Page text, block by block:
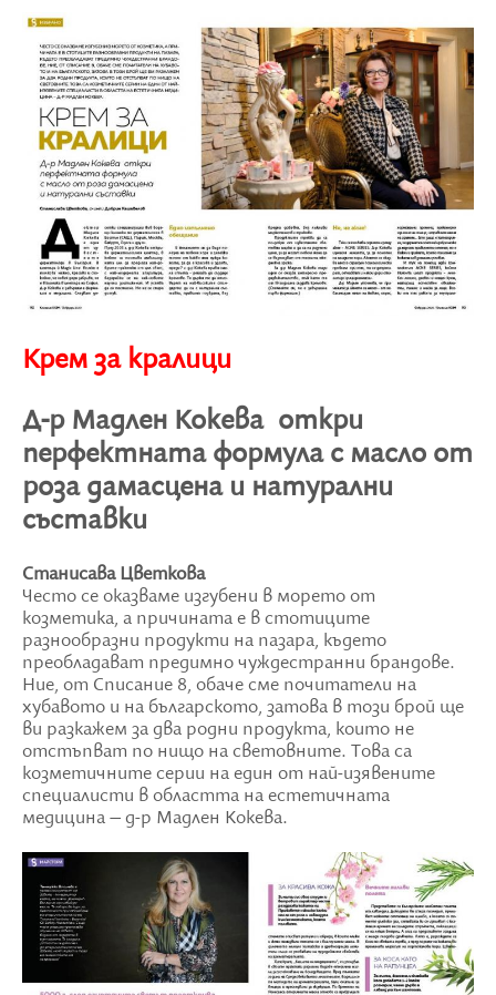
Крем за кралици
Д-р Мадлен Кокева откри
перфектната формула с масло от
роза дамасцена и натурални
съставки
Станисава Цветкова
Често се оказваме изгубени в морето от
козметика, а причината е в стотиците
разнообразни продукти на пазара, където
преобладават предимно чуждестранни брандове.
Ние, от Списание 8, обаче сме почитатели на
хубавото и на българското, затова в този брой ще
ви разкажем за два родни продуктa, които не
отстъпват по нищо на световните. Това са
козметичните серии на един от най-изявените
специалисти в областта на естетичната
медицина – д-р Мадлен Кокева.